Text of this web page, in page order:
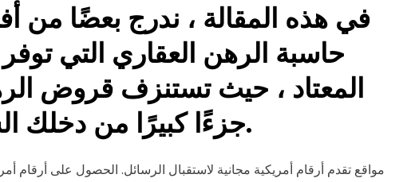
في هذه المقالة ، ندرج بعضًا من
حاسبة الرهن العقاري التي
المعتاد ، حيث تستنزف قروض
EMIs جزءًا كبيرًا من دخلك الشهري.
مواقع تقدم أرقام أمريكية مجانية لاستقبال الرسائل. الحصول على أرقام